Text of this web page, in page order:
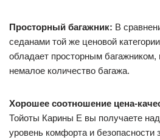
Просторный багажник: В
седанами той же ценовой
обладает просторным
немалое количество багажа.
Хорошее соотношение цена-
Тойоты Карины Е вы получаете
уровень комфорта и безопасности